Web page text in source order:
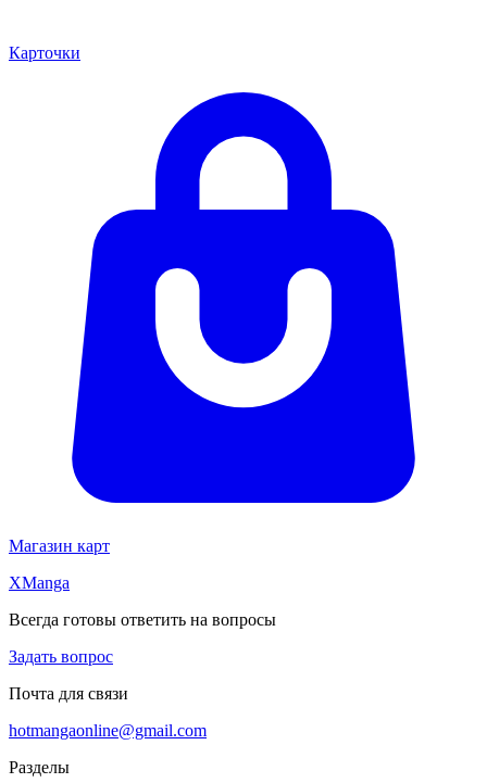
Карточки
Магазин карт
XManga
Всегда готовы ответить на вопросы
Задать вопрос
Почта для связи
hotmangaonline@gmail.com
Разделы